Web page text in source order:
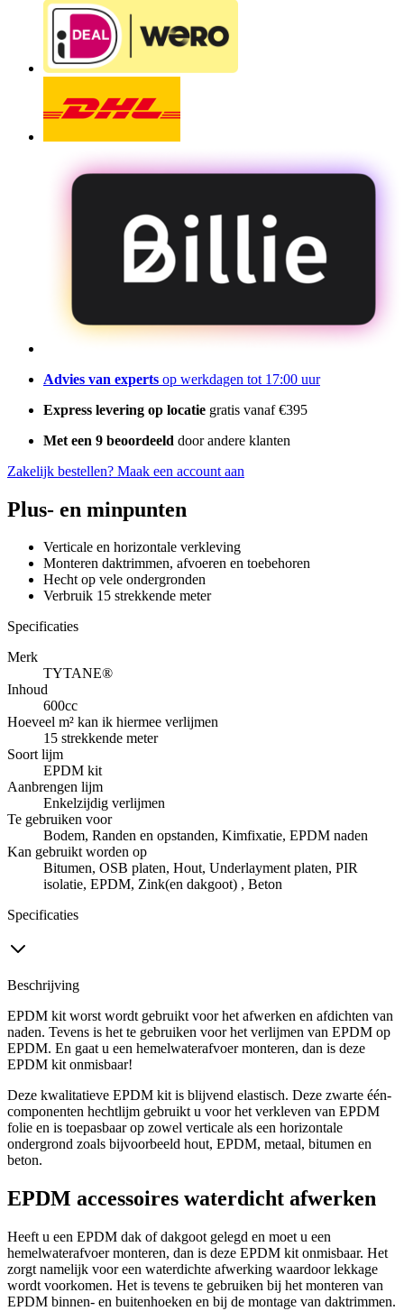
Advies van experts op werkdagen tot 17:00 uur
Express levering op locatie gratis vanaf €395
Met een 9 beoordeeld door andere klanten
Zakelijk bestellen? Maak een account aan
Plus- en minpunten
Verticale en horizontale verkleving
Monteren daktrimmen, afvoeren en toebehoren
Hecht op vele ondergronden
Verbruik 15 strekkende meter
Specificaties
Merk
TYTANE®
Inhoud
600cc
Hoeveel m² kan ik hiermee verlijmen
15 strekkende meter
Soort lijm
EPDM kit
Aanbrengen lijm
Enkelzijdig verlijmen
Te gebruiken voor
Bodem, Randen en opstanden, Kimfixatie, EPDM naden
Kan gebruikt worden op
Bitumen, OSB platen, Hout, Underlayment platen, PIR
isolatie, EPDM, Zink(en dakgoot) , Beton
Specificaties
Beschrijving
EPDM kit worst wordt gebruikt voor het afwerken en afdichten van
naden. Tevens is het te gebruiken voor het verlijmen van EPDM op
EPDM. En gaat u een hemelwaterafvoer monteren, dan is deze
EPDM kit onmisbaar!
Deze kwalitatieve EPDM kit is blijvend elastisch. Deze zwarte één-
componenten hechtlijm gebruikt u voor het verkleven van EPDM
folie en is toepasbaar op zowel verticale als een horizontale
ondergrond zoals bijvoorbeeld hout, EPDM, metaal, bitumen en
beton.
EPDM accessoires waterdicht afwerken
Heeft u een EPDM dak of dakgoot gelegd en moet u een
hemelwaterafvoer monteren, dan is deze EPDM kit onmisbaar. Het
zorgt namelijk voor een waterdichte afwerking waardoor lekkage
wordt voorkomen. Het is tevens te gebruiken bij het monteren van
EPDM binnen- en buitenhoeken en bij de montage van daktrimmen.